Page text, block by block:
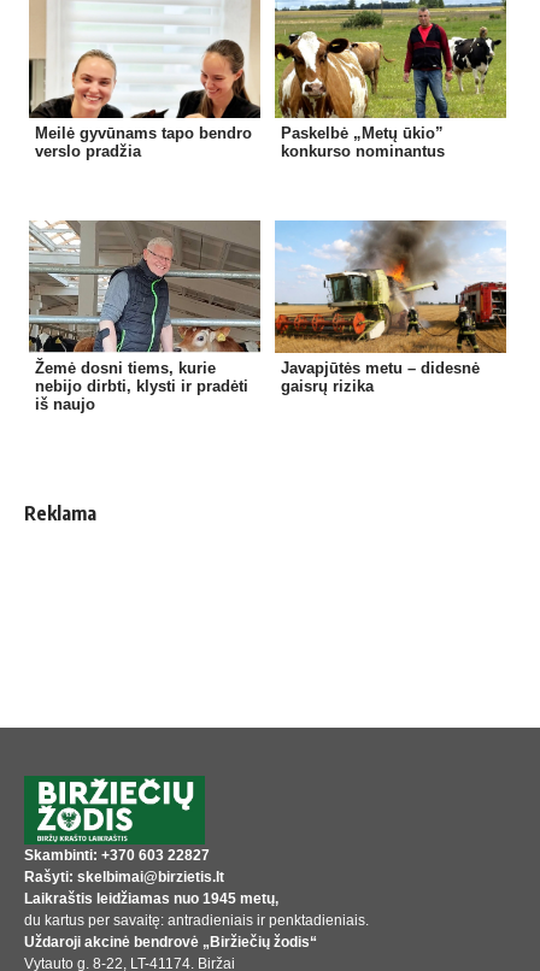
Meilė gyvūnams tapo bendro
verslo pradžia
Paskelbė „Metų ūkio”
konkurso nominantus
Žemė dosni tiems, kurie
nebijo dirbti, klysti ir pradėti
iš naujo
Javapjūtės metu – didesnė
gaisrų rizika
Reklama
Skambinti: +370 603 22827
Rašyti: skelbimai@birzietis.lt
Laikraštis leidžiamas nuo 1945 metų,
du kartus per savaitę: antradieniais ir penktadieniais.
Uždaroji akcinė bendrovė „Biržiečių žodis“
Vytauto g. 8-22, LT-41174. Biržai